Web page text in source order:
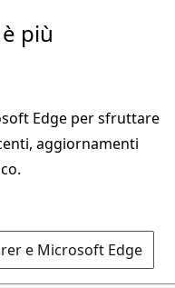
più
Edge per sfruttare
aggiornamenti
e Microsoft Edge